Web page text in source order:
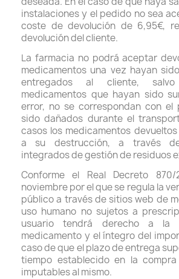
instalaciones y el pedido no sea
coste de devolución de 6,95€,
devolución del cliente.
La farmacia no podrá aceptar
medicamentos una vez hayan
entregados al cliente,
medicamentos que hayan sido
error, no se correspondan con el
sido dañados durante el
casos los medicamentos
a su destrucción, a través
integrados de gestión de residuos
Conforme el Real Decreto
noviembre por el que se regula la
público a través de sitios web de
uso humano no sujetos a
usuario tendrá derecho a la
medicamento y el íntegro del
caso de que el plazo de entrega
tiempo establecido en la
imputables al mismo.